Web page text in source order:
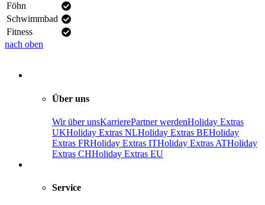
Föhn
Schwimmbad
Fitness
nach oben
Über uns
Wir über unsKarrierePartner werdenHoliday Extras
UKHoliday Extras NLHoliday Extras BEHoliday
Extras FRHoliday Extras ITHoliday Extras ATHoliday
Extras CHHoliday Extras EU
Service